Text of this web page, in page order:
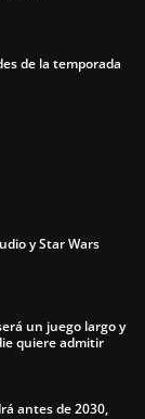
de la temporada
y Star Wars
un juego largo y
quiere admitir
antes de 2030,